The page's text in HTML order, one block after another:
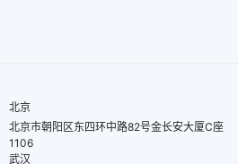
北京
北京市朝阳区东四环中路82号金长安大厦C座
1106
武汉